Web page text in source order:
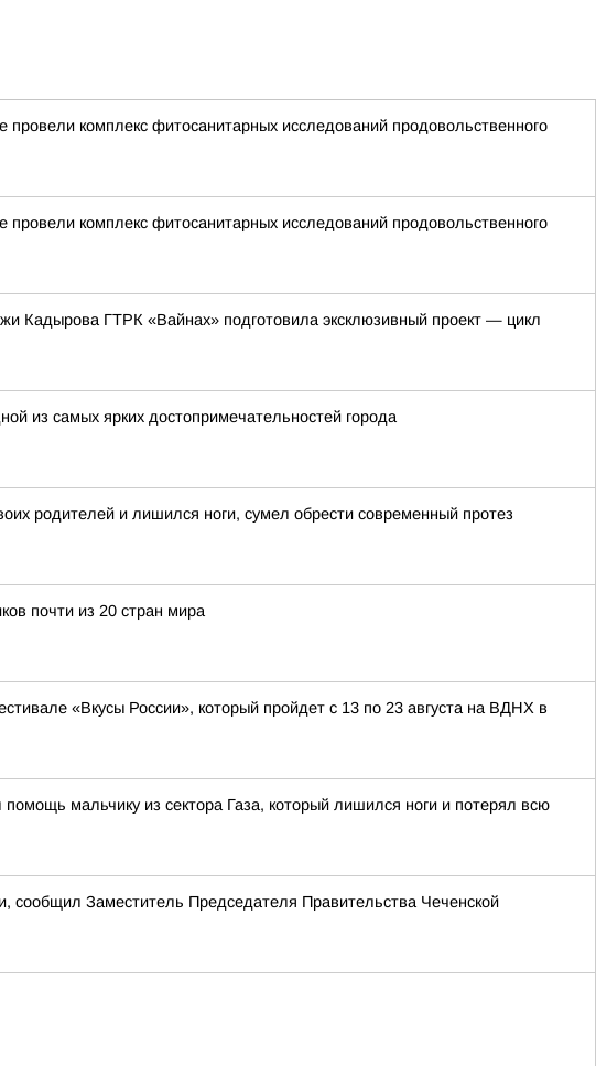
комплекс фитосанитарных исследований продовольственного
комплекс фитосанитарных исследований продовольственного
Кадырова ГТРК «Вайнах» подготовила эксклюзивный проект — цикл
из самых ярких достопримечательностей города
родителей и лишился ноги, сумел обрести современный протез
почти из 20 стран мира
«Вкусы России», который пройдет с 13 по 23 августа на ВДНХ в
мальчику из сектора Газа, который лишился ноги и потерял всю
сообщил Заместитель Председателя Правительства Чеченской